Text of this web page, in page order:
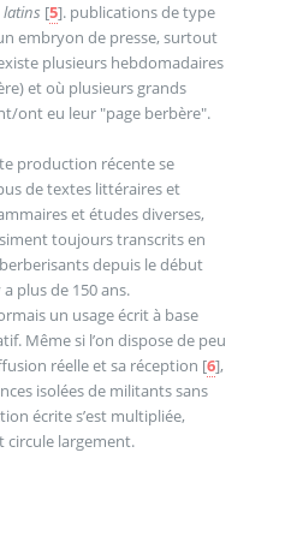
latins [5]. publications de type
embryon de presse, surtout
plusieurs hebdomadaires
et où plusieurs grands
ont eu leur "page berbère".
production récente se
de textes littéraires et
et études diverses,
toujours transcrits en
depuis le début
plus de 150 ans.
un usage écrit à base
Même si l’on dispose de peu
réelle et sa réception [6],
isolées de militants sans
écrite s’est multipliée,
circule largement.